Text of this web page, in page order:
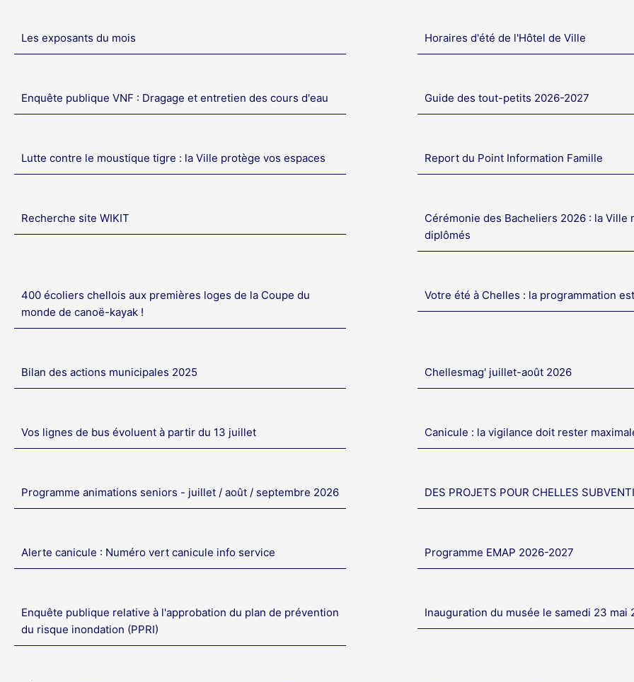
Les exposants du mois Horaires d'été de l'Hôtel de Ville
Enquête publique VNF : Dragage et entretien des cours d'eau Guide des tout-petits 2026-2027
Lutte contre le moustique tigre : la Ville protège vos espaces Report du Point Information Famille
Recherche site WIKIT
Cérémonie des Bacheliers 2026 : la Ville
diplômés
400 écoliers chellois aux premières loges de la Coupe du
monde de canoë-kayak !
Votre été à Chelles : la programmation
Bilan des actions municipales 2025 Chellesmag' juillet-août 2026
Vos lignes de bus évoluent à partir du 13 juillet Canicule : la vigilance doit rester
Programme animations seniors - juillet / août / septembre 2026 DES PROJETS POUR CHELLES
Alerte canicule : Numéro vert canicule info service Programme EMAP 2026-2027
Enquête publique relative à l'approbation du plan de prévention
du risque inondation (PPRI)
Inauguration du musée le samedi 23 mai